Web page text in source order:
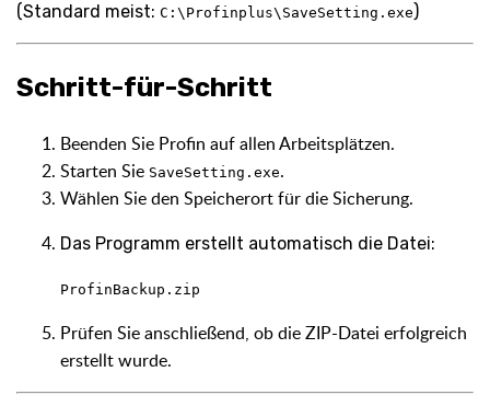
(Standard meist: C:\Profinplus\SaveSetting.exe )
Schritt-für-Schritt
Beenden Sie Profin auf allen Arbeitsplätzen.
Starten Sie SaveSetting.exe.
Wählen Sie den Speicherort für die Sicherung.
Das Programm erstellt automatisch die Datei:
ProfinBackup.zip
Prüfen Sie anschließend, ob die ZIP-Datei erfolgreich
erstellt wurde.